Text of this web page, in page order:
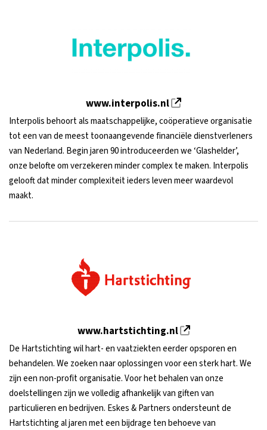
www.interpolis.nl
Interpolis behoort als maatschappelijke, coöperatieve organisatie
tot een van de meest toonaangevende financiële dienstverleners
van Nederland. Begin jaren 90 introduceerden we ‘Glashelder’,
onze belofte om verzekeren minder complex te maken. Interpolis
gelooft dat minder complexiteit ieders leven meer waardevol
maakt.
www.hartstichting.nl
De Hartstichting wil hart- en vaatziekten eerder opsporen en
behandelen. We zoeken naar oplossingen voor een sterk hart. We
zijn een non-profit organisatie. Voor het behalen van onze
doelstellingen zijn we volledig afhankelijk van giften van
particulieren en bedrijven. Eskes & Partners ondersteunt de
Hartstichting al jaren met een bijdrage ten behoeve van